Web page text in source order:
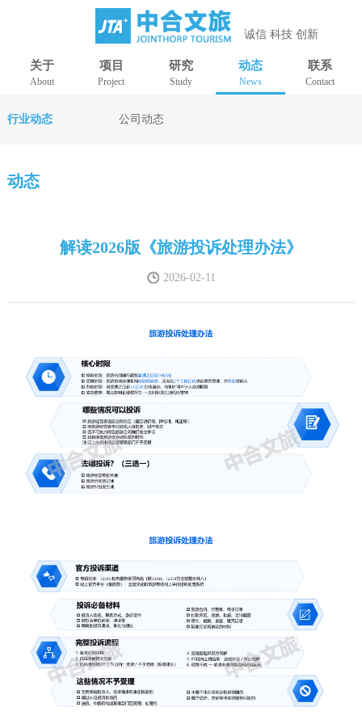
诚信 科技 创新
关于
About
项目
Project
研究
Study
动态
News
联系
Contact
行业动态 公司动态
动态
解读2026版《旅游投诉处理办法》
2026-02-11